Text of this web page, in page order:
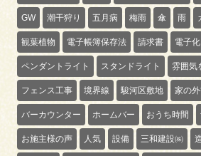
GW 潮干狩り 五月病 梅雨 傘 雨
観葉植物 電子帳簿保存法 請求書 電子化
ペンダントライト スタンドライト 雰囲気
フェンス工事 境界線 駿河区敷地 家の
バーカウンター ホームバー おうち時間
お施主様の声 人気 設備 三和建設㈱